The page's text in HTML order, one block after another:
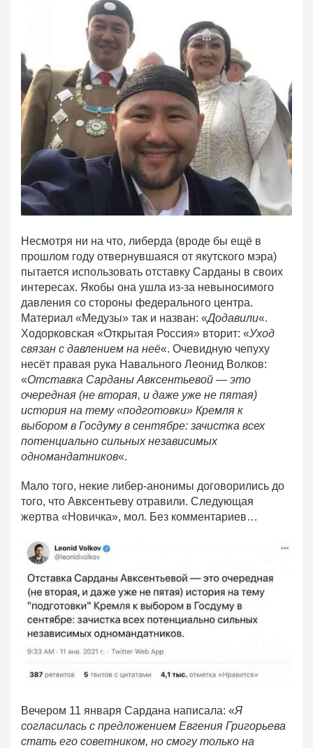
Несмотря ни на что, либерда (вроде бы ещё в
прошлом году отвернувшаяся от якутского мэра)
пытается использовать отставку Сарданы в своих
интересах. Якобы она ушла из-за невыносимого
давления со стороны федерального центра.
Материал «Медузы» так и назван: «Додавили«.
Ходорковская «Открытая Россия» вторит: «Уход
связан с давлением на неё«. Очевидную чепуху
несёт правая рука Навального Леонид Волков:
«Отставка Сарданы Авксентьевой — это
очередная (не вторая, и даже уже не пятая)
история на тему «подготовки» Кремля к
выбором в Госдуму в сентябре: зачистка всех
потенциально сильных независимых
одномандатников«.
Мало того, некие либер-анонимы договорились до
того, что Авксентьеву отравили. Следующая
жертва «Новичка», мол. Без комментариев…
Вечером 11 января Сардана написала: «Я
согласилась с предложением Евгения Григорьева
стать его советником, но смогу только на